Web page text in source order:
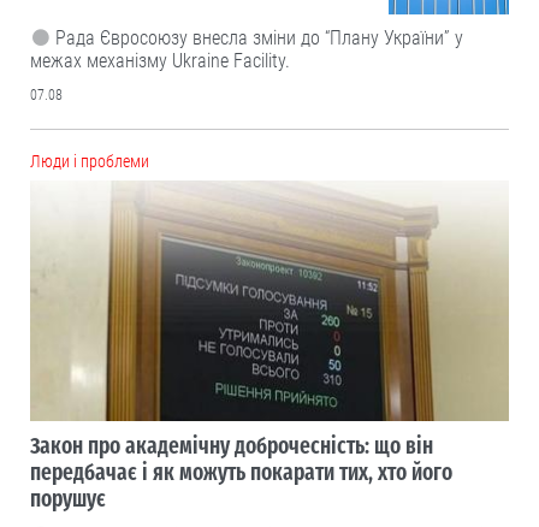
Рада Євросоюзу внесла зміни до “Плану України” у
межах механізму Ukraine Facility.
07.08
Люди і проблеми
Закон про академічну доброчесність: що він
передбачає і як можуть покарати тих, хто його
порушує